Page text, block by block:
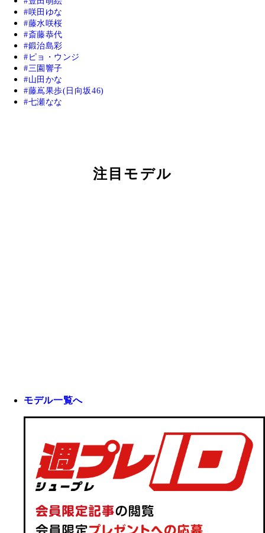
咲田ゆな
藤水咲桜
斎藤恭代
鍛治島彩
ピョ・ウンジ
三園響子
山田かな
藤嶌果歩(日向坂46)
七瀬なな
注目モデル
モデル一覧へ